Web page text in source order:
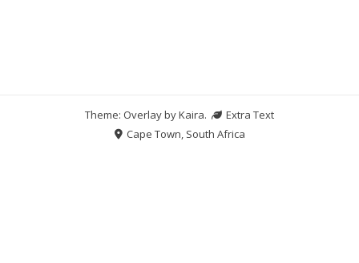
Theme: Overlay byKaira.
Extra Text
Cape Town, South Africa